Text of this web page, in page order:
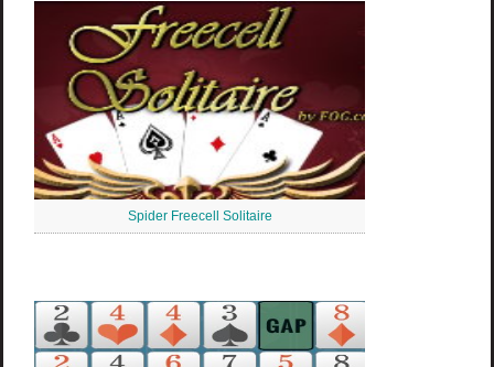
Spider Freecell Solitaire